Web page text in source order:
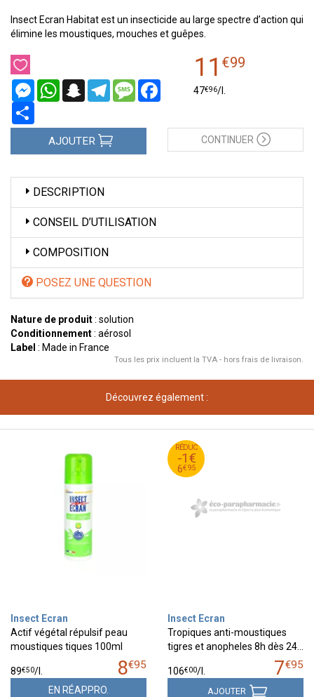
Insect Ecran Habitat est un insecticide au large spectre d’action qui
élimine les moustiques, mouches et guêpes.
MessengerWhatsAppSnapchatTelegramMessageFacebook
11 €99
47€96/
AJOUTER CONTINUER
DESCRIPTION
CONSEIL D’UTILISATION
COMPOSITION
POSEZ UNE QUESTION
Nature de produit: solution
Conditionnement: aérosol
Label : Made in France
Tous les prix incluent la TVA - hors frais de livraison.
Découvrez également :
Insect Ecran
Actif végétal répulsif peau
moustiques tiques 100ml
8€95
89€50/
EN RÉAPPRO.
RÉDUC
-1€
6€95
7
€
95
6
€
95
Insect Ecran
Tropiques anti-moustiques
tigres et anopheles 8h dès 24…
7€95
106€00/
AJOUTER